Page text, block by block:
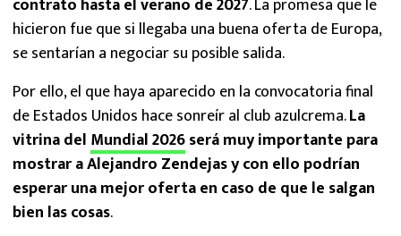
hicieron fue que si llegaba una buena oferta de Europa,
se sentarían a negociar su posible salida.
Por ello, el que haya aparecido en la convocatoria final
de Estados Unidos hace sonreír al club azulcrema.La
vitrina del Mundial 2026será muy importante para
mostrar a Alejandro Zendejas y con ello podrían
esperar una mejor oferta en caso de que le salgan
bien las cosas.